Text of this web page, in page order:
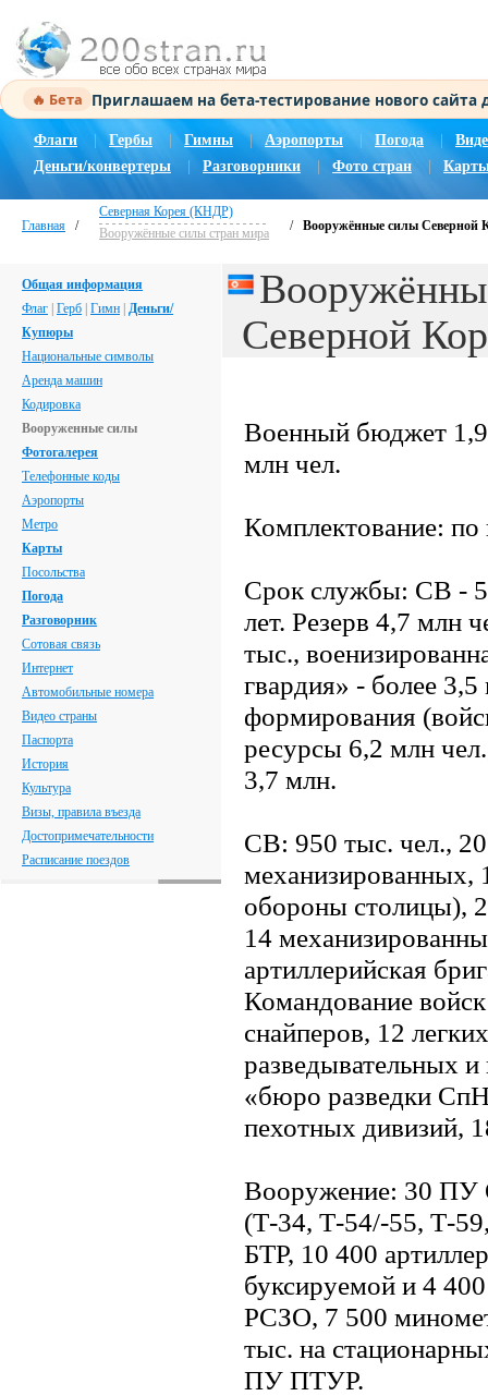
🔥 Бета Приглашаем на бета-тестирование нового
Флаги Гербы Гимны | Аэропорты Погода |
Деньги/конвертеры
Разговорники Фото стран
Главная /
Северная Корея (КНДР)
Вооружённые силы стран мира
/ Вооружённые силы Северной
Общая информация
Флаг Герб Гимн Деньги/
Купюры
Национальные символы
Аренда машин
Кодировка
Вооруженные силы
Фотогалерея
Телефонные коды
Аэропорты
Метро
Карты
Посольства
Погода
Разговорник
Сотовая связь
Интернет
Автомобильные номера
Видео страны
Паспорта
История
Культура
Визы, правила въезда
Достопримечательности
Расписание поездов
Северной
Военный бюджет
млн чел.
Комплектование: по
Срок службы: СВ -
лет. Резерв 4,7 млн
тыс.,
гвардия» - более
формирования
ресурсы 6,2 млн
3,7 млн.
СВ: 950 тыс. чел.,
механизированных,
обороны столицы),
14
артиллерийская
Командование
снайперов, 12
разведывательных
«бюро разведки
пехотных дивизий,
Вооружение: 30 ПУ
(Т-34, Т-54/-55, Т-
БТР, 10 400
буксируемой и 4
РСЗО, 7 500
тыс. на
ПУ ПТУР.